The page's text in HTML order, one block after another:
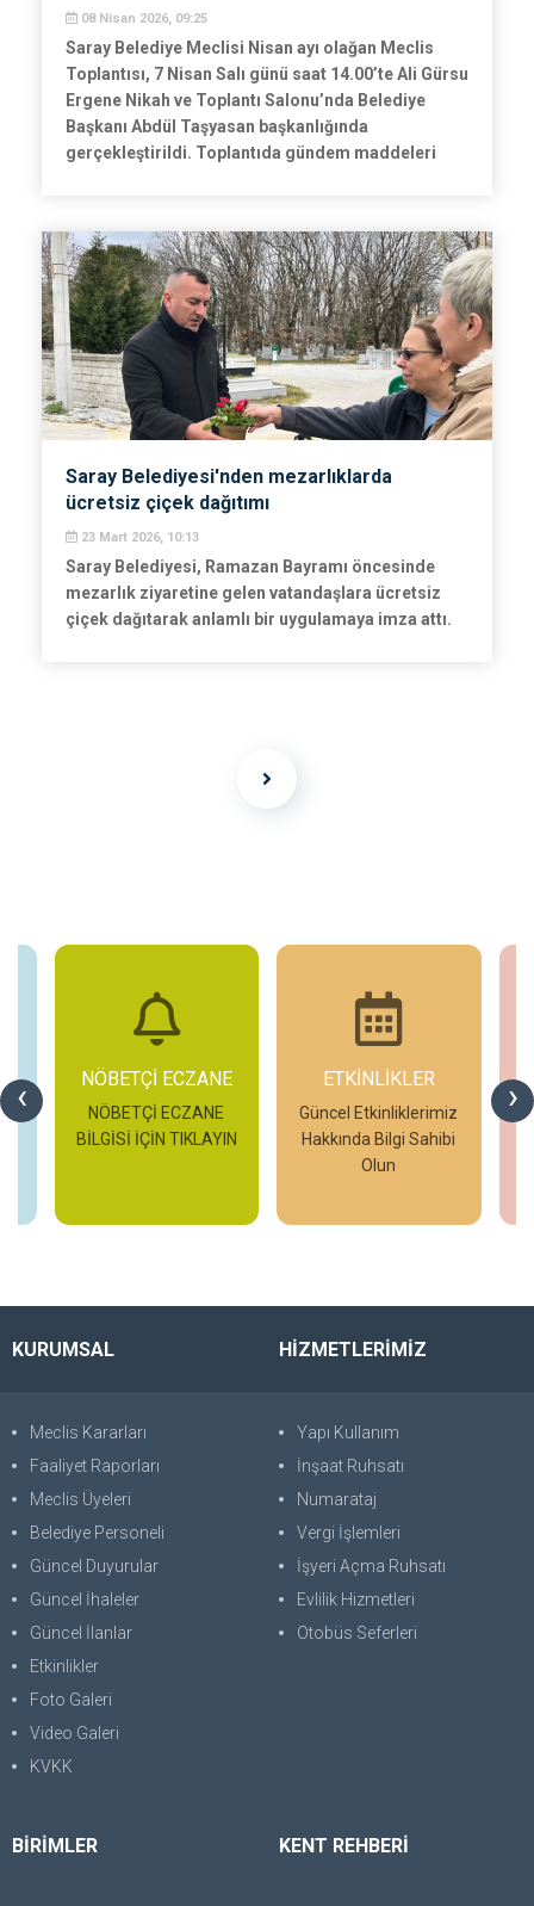
08 Nisan 2026, 09:25
Saray Belediye Meclisi Nisan ayı olağan Meclis
Toplantısı, 7 Nisan Salı günü saat 14.00’te Ali Gürsu
Ergene Nikah ve Toplantı Salonu’nda Belediye
Başkanı Abdül Taşyasan başkanlığında
gerçekleştirildi. Toplantıda gündem maddeleri
Saray Belediyesi'nden mezarlıklarda
ücretsiz çiçek dağıtımı
23 Mart 2026, 10:13
Saray Belediyesi, Ramazan Bayramı öncesinde
mezarlık ziyaretine gelen vatandaşlara ücretsiz
çiçek dağıtarak anlamlı bir uygulamaya imza attı.
‹ ›
NÖBETÇİ ECZANE
NÖBETÇİ ECZANE
BİLGİSİ İÇİN TIKLAYIN
ETKİNLİKLER
Güncel Etkinliklerimiz
Hakkında Bilgi Sahibi
Olun
KURUMSAL
Meclis Kararları
Faaliyet Raporları
Meclis Üyeleri
Belediye Personeli
Güncel Duyurular
Güncel İhaleler
Güncel İlanlar
Etkinlikler
Foto Galeri
Video Galeri
KVKK
HİZMETLERİMİZ
Yapı Kullanım
İnşaat Ruhsatı
Numarataj
Vergi İşlemleri
İşyeri Açma Ruhsatı
Evlilik Hizmetleri
Otobüs Seferleri
BİRİMLER KENT REHBERİ